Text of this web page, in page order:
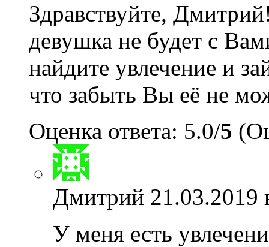
Здравствуйте,
девушка не будет с
найдите увлечение и
что забыть Вы её не
Оценка ответа: 5.0/5
Дмитрий 21.03.2019
У меня есть